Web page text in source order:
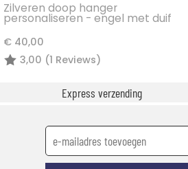
Zilveren doop hanger
personaliseren - engel met duif
€ 40,00
3,00 (1 Reviews)
Express verzending